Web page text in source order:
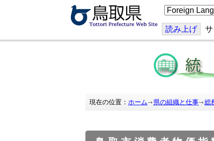
こ
の
ジ
を
訳
す
る
読み上げ
現在の位置： ホーム 県の組織と仕事 総